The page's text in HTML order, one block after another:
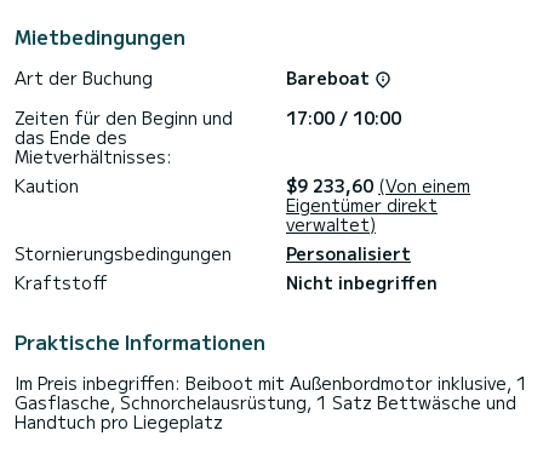
Latte und einer Rollgenua ausgestattet. Es verfügt über
Stecker, Deckdusche, Wassermacher, Elektrische Winde,
Für Informationsanfragen oder Reservierungen klicken Sie
auf die Schaltfläche „Angebot anfordern“. Ein SamBoat-
Mietbedingungen
Art der Buchung
Bareboat
Zeiten für den Beginn und
das Ende des
Mietverhältnisses:
17:00 / 10:00
Kaution $9 233,60 (Von einem
Eigentümer direkt
verwaltet)
Stornierungsbedingungen
Personalisiert
Kraftstoff
Nicht inbegriffen
Praktische Informationen
Im Preis inbegriffen: Beiboot mit Außenbordmotor inklusive, 1
Gasflasche, Schnorchelausrüstung, 1 Satz Bettwäsche und
Handtuch pro Liegeplatz